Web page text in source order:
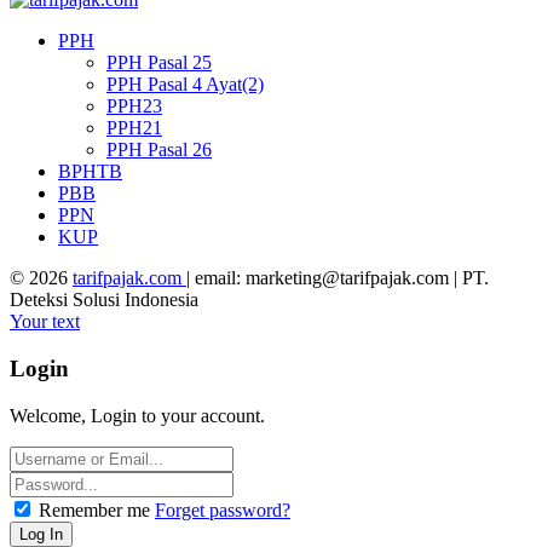
PPH
PPH Pasal 25
PPH Pasal 4 Ayat(2)
PPH23
PPH21
PPH Pasal 26
BPHTB
PBB
PPN
KUP
© 2026 tarifpajak.com | email: marketing@tarifpajak.com | PT.
Deteksi Solusi Indonesia
Your text
Login
Welcome, Login to your account.
Remember me Forget password?